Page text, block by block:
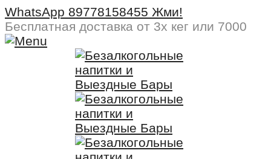
WhatsApp 89778158455 Жми!
Бесплатная доставка от 3х кег или 7000